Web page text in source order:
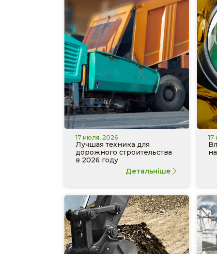
17 июля, 2026
Лучшая техника для
дорожного строительства
в 2026 году
Детальніше
17